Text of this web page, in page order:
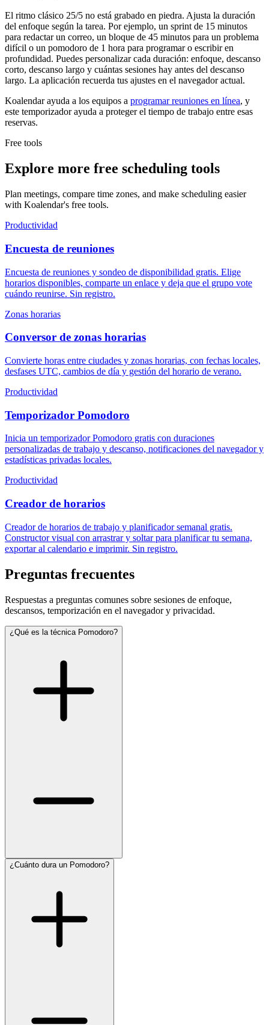
El ritmo clásico 25/5 no está grabado en piedra. Ajusta la duración
del enfoque según la tarea. Por ejemplo, un sprint de 15 minutos
para redactar un correo, un bloque de 45 minutos para un problema
difícil o un pomodoro de 1 hora para programar o escribir en
profundidad. Puedes personalizar cada duración: enfoque, descanso
corto, descanso largo y cuántas sesiones hay antes del descanso
largo. La aplicación recuerda tus ajustes en el navegador actual.
Koalendar ayuda a los equipos a programar reuniones en línea, y
este temporizador ayuda a proteger el tiempo de trabajo entre esas
reservas.
Free tools
Explore more free scheduling tools
Plan meetings, compare time zones, and make scheduling easier
with Koalendar's free tools.
Productividad
Encuesta de reuniones
Encuesta de reuniones y sondeo de disponibilidad gratis. Elige
horarios disponibles, comparte un enlace y deja que el grupo vote
cuándo reunirse. Sin registro.
Zonas horarias
Conversor de zonas horarias
Convierte horas entre ciudades y zonas horarias, con fechas locales,
desfases UTC, cambios de día y gestión del horario de verano.
Productividad
Temporizador Pomodoro
Inicia un temporizador Pomodoro gratis con duraciones
personalizadas de trabajo y descanso, notificaciones del navegador y
estadísticas privadas locales.
Productividad
Creador de horarios
Creador de horarios de trabajo y planificador semanal gratis.
Constructor visual con arrastrar y soltar para planificar tu semana,
exportar al calendario e imprimir. Sin registro.
Preguntas frecuentes
Respuestas a preguntas comunes sobre sesiones de enfoque,
descansos, temporización en el navegador y privacidad.
¿Qué es la técnica Pomodoro?
¿Cuánto dura un Pomodoro?